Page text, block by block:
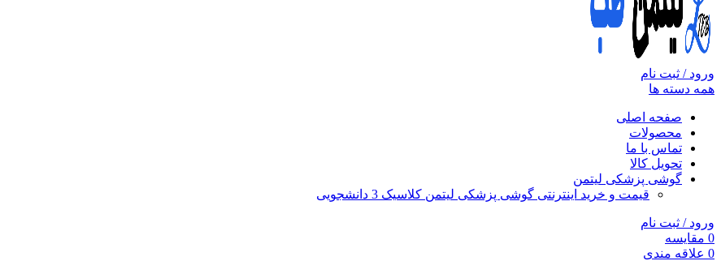
ورود / ثبت نام
همه دسته ها
صفحه اصلی
محصولات
تماس با ما
تحویل کالا
گوشی پزشکی لیتمن
قیمت و خرید اینترنتی گوشی پزشکی لیتمن کلاسیک 3 دانشجویی
ورود / ثبت نام
0 مقایسه
0 علاقه مندی